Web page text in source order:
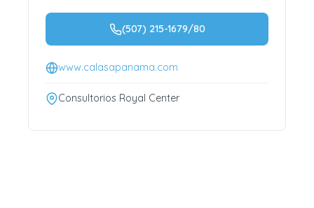
(507) 215-1679/80
www.calasapanama.com
Consultorios Royal Center